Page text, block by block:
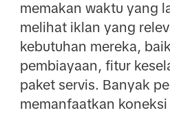
memakan waktu yang
melihat iklan yang
kebutuhan mereka,
pembiayaan, fitur
paket servis. Banyak
memanfaatkan